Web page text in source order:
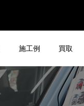
施工例 買取